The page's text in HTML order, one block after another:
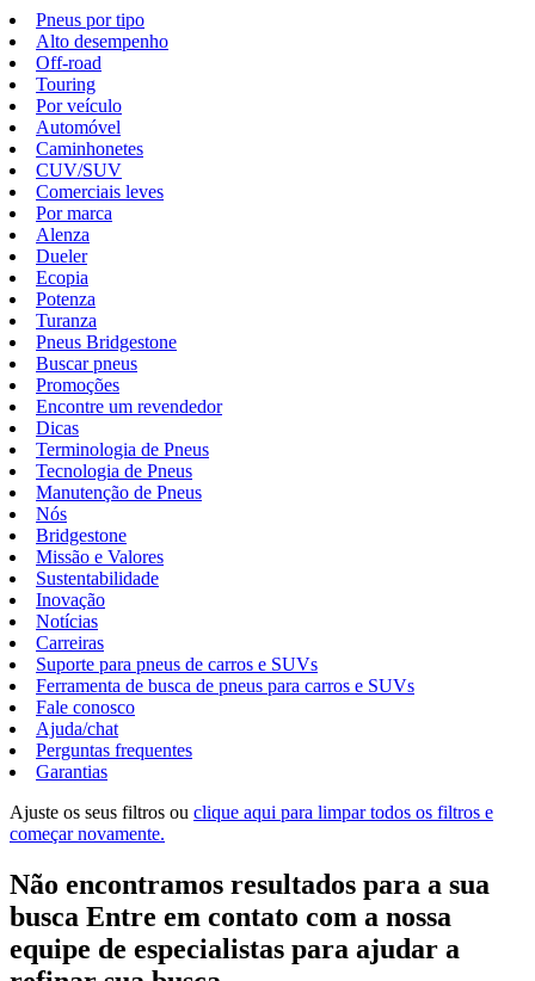
Pneus por tipo
Alto desempenho
Off-road
Touring
Por veículo
Automóvel
Caminhonetes
CUV/SUV
Comerciais leves
Por marca
Alenza
Dueler
Ecopia
Potenza
Turanza
Pneus Bridgestone
Buscar pneus
Promoções
Encontre um revendedor
Dicas
Terminologia de Pneus
Tecnologia de Pneus
Manutenção de Pneus
Nós
Bridgestone
Missão e Valores
Sustentabilidade
Inovação
Notícias
Carreiras
Suporte para pneus de carros e SUVs
Ferramenta de busca de pneus para carros e SUVs
Fale conosco
Ajuda/chat
Perguntas frequentes
Garantias
Ajuste os seus filtros ou clique aqui para limpar todos os filtros e
começar novamente.
Não encontramos resultados para a sua
busca Entre em contato com a nossa
equipe de especialistas para ajudar a